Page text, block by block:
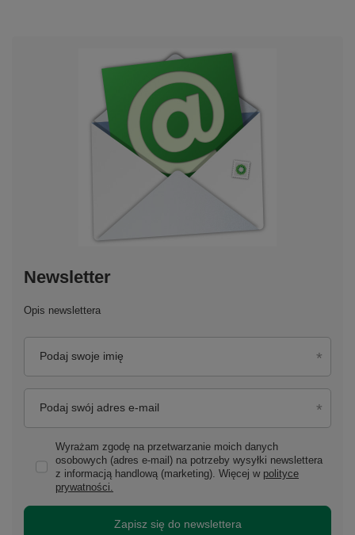
Newsletter
Opis newslettera
Podaj swoje imię
Podaj swój adres e-mail
Wyrażam zgodę na przetwarzanie moich danych
osobowych (adres e-mail) na potrzeby wysyłki newslettera
z informacją handlową (marketing). Więcej w polityce
prywatności.
Zapisz się do newslettera